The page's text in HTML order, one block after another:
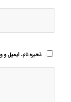
ذخیره نام، ایمیل